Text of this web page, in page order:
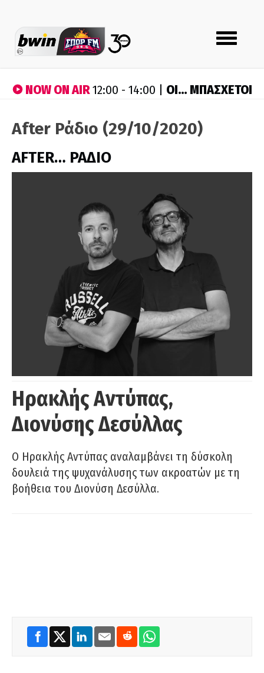
Toggle
navigation
NOW ON AIR12:00 - 14:00 | ΟΙ… ΜΠΑΣΧΕΤΟΙ
After Ράδιο (29/10/2020)
AFTER… ΡΑΔΙΟ
Ηρακλής Αντύπας,
Διονύσης Δεσύλλας
Ο Ηρακλής Αντύπας αναλαμβάνει τη δύσκολη
δουλειά της ψυχανάλυσης των ακροατών με τη
βοήθεια του Διονύση Δεσύλλα.